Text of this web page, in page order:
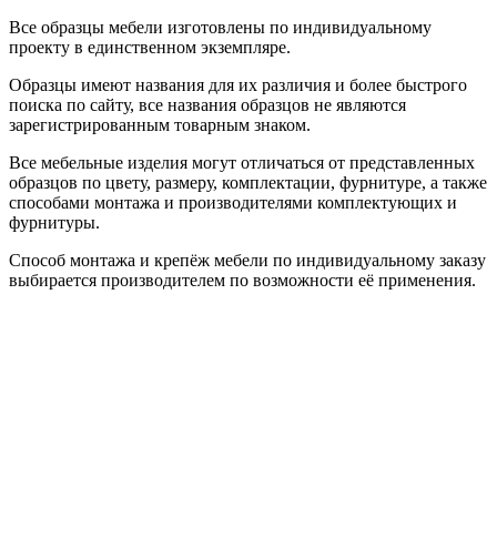
Все образцы мебели изготовлены по индивидуальному
проекту в единственном экземпляре.
Образцы имеют названия для их различия и более быстрого
поиска по сайту, все названия образцов не являются
зарегистрированным товарным знаком.
Все мебельные изделия могут отличаться от представленных
образцов по цвету, размеру, комплектации, фурнитуре, а также
способами монтажа и производителями комплектующих и
фурнитуры.
Способ монтажа и крепёж мебели по индивидуальному заказу
выбирается производителем по возможности её применения.